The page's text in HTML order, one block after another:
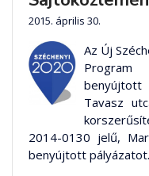
2015. április 30.
Az Új
Tavasz
2014-0130 jelű,
benyújtott